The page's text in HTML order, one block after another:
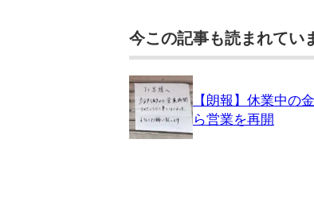
今この記事も読まれてい
【朗報】休業中の
ら営業を再開